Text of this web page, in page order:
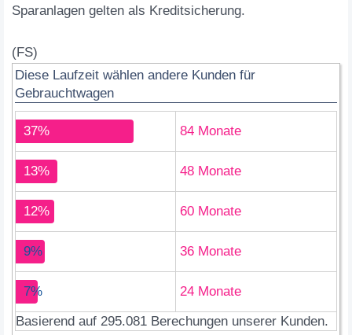
Sparanlagen gelten als Kreditsicherung.
(FS)
Diese Laufzeit wählen andere Kunden für
Gebrauchtwagen
37% 84 Monate
13% 48 Monate
12% 60 Monate
9% 36 Monate
7%
24 Monate
Basierend auf 295.081 Berechungen unserer Kunden.